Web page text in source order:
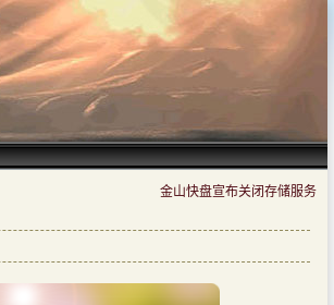
金山快盘宣布关闭存储服务